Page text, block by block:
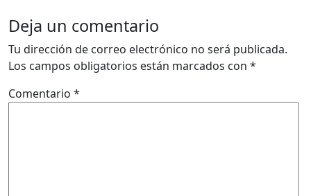
Deja un comentario
Tu dirección de correo electrónico no será publicada.
Los campos obligatorios están marcados con *
Comentario *